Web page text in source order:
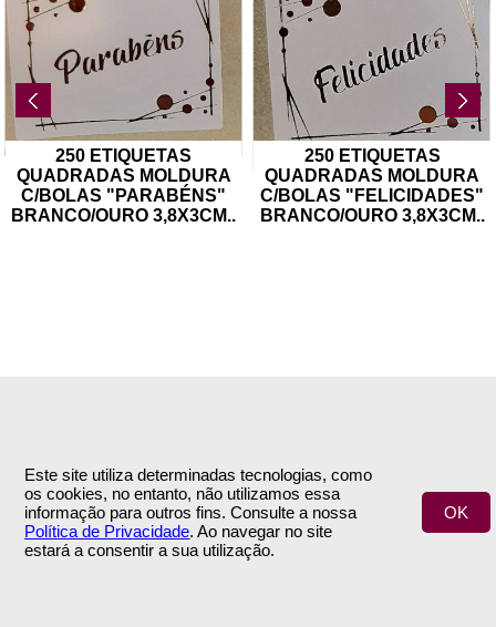
Este site utiliza determinadas tecnologias, como
os cookies, no entanto, não utilizamos essa
informação para outros fins. Consulte a nossa
Política de Privacidade. Ao navegar no site
estará a consentir a sua utilização.
OK
250 ETIQUETAS
QUADRADAS MOLDURA
C/BOLAS "PARABÉNS"
BRANCO/OURO 3,8X3CM..
250 ETIQUETAS
QUADRADAS MOLDURA
C/BOLAS "FELICIDADES"
BRANCO/OURO 3,8X3CM..
Termos e Condições
Política de Privacidade
Contactos
Envio
Trocas & Devoluções
ÁREA DE CLIENTE
SIGA-NOS